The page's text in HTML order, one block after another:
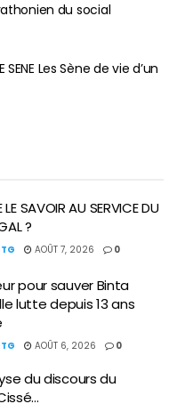
du social
SENE Les Sène de vie d’un
SAVOIR AU SERVICE DU
?
AOÛT 7, 2026 0
pour sauver Binta
lutte depuis 13 ans
AOÛT 6, 2026 0
du discours du